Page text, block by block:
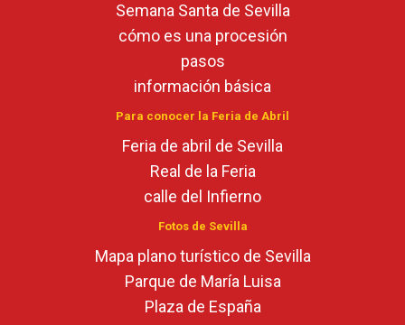
Semana Santa de Sevilla
cómo es una procesión
pasos
información básica
Para conocer la Feria de Abril
Feria de abril de Sevilla
Real de la Feria
calle del Infierno
Fotos de Sevilla
Mapa plano turístico de Sevilla
Parque de María Luisa
Plaza de España